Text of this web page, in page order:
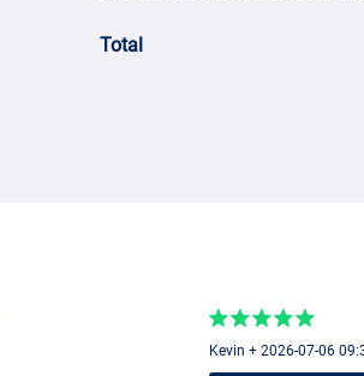
Total
Kevin + 2026-07-06